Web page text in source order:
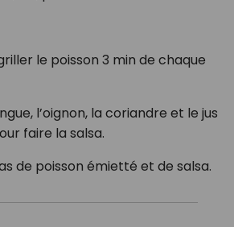
le poisson 3 min de chaque
l’oignon, la coriandre et le jus
faire la salsa.
de poisson émietté et de salsa.